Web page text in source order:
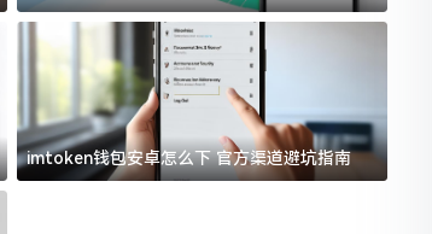
imtoken钱包安卓怎么下 官方渠道避坑指南